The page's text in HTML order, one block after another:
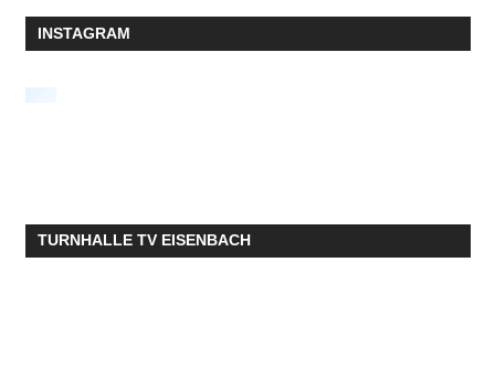
INSTAGRAM
TURNHALLE TV EISENBACH